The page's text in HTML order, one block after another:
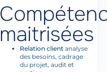
maitrisées
Relation client analyse
des besoins, cadrage
du projet, audit et